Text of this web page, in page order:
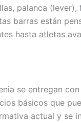
palanca (lever),
barras están
hasta atletas
se entregan
básicos que
actual y se